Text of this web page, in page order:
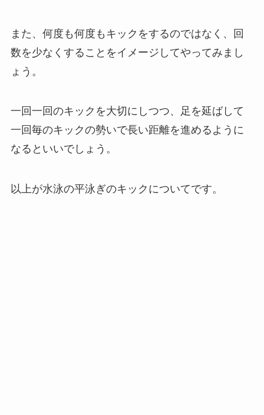
また、何度も何度もキックをするのではなく、回
数を少なくすることをイメージしてやってみまし
ょう。
一回一回のキックを大切にしつつ、足を延ばして
一回毎のキックの勢いで長い距離を進めるように
なるといいでしょう。
以上が水泳の平泳ぎのキックについてです。